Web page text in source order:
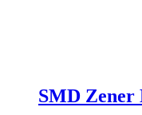
SMD